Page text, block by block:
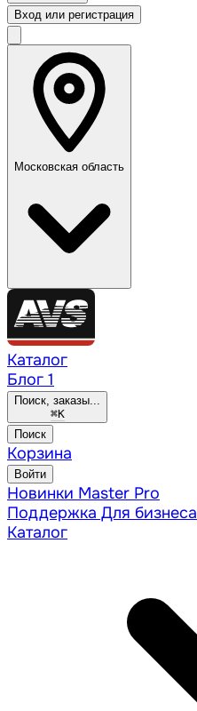
Вход или регистрация
Московская область
Каталог
Блог 1
Поиск, заказы...
⌘K
Поиск
Корзина
Войти
Новинки Master Pro
Поддержка Для бизнеса
Каталог